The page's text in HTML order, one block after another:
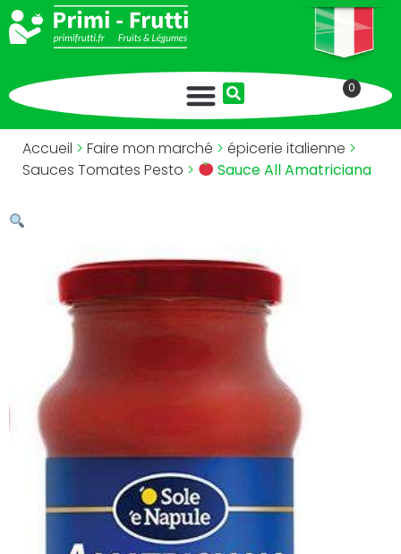
0
Accueil > Faire mon marché > épicerie italienne >
Sauces Tomates Pesto > Sauce All Amatriciana